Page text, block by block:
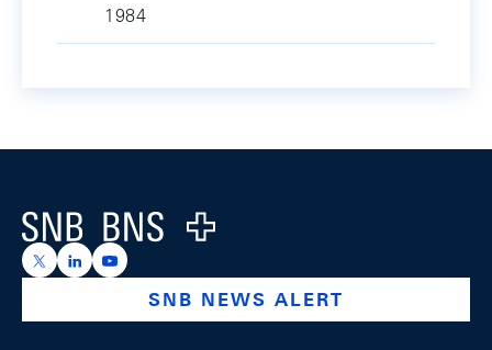
1984
Logo
https://x.com/snb_bns
https://ch.linkedin.com/company/swiss-national-
https://www.youtube.com/@swissnationalbank
SNB NEWS ALERT